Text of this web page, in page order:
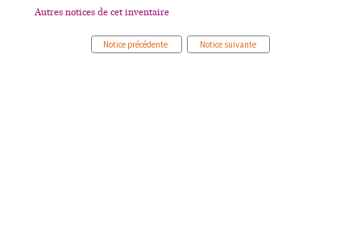
Autres notices de cet inventaire
Notice précédente Notice suivante